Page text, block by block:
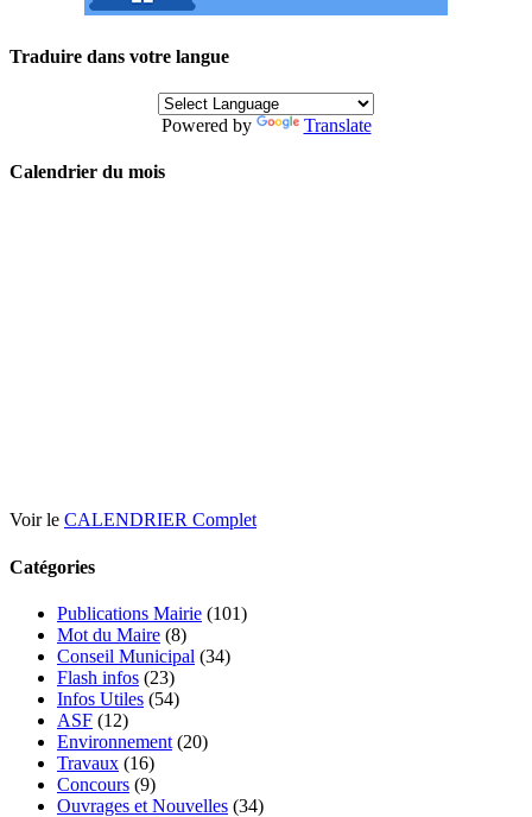
Traduire dans votre langue
Powered by Translate
Calendrier du mois
Voir le CALENDRIER Complet
Catégories
Publications Mairie (101)
Mot du Maire (8)
Conseil Municipal (34)
Flash infos (23)
Infos Utiles (54)
ASF (12)
Environnement (20)
Travaux (16)
Concours (9)
Ouvrages et Nouvelles (34)